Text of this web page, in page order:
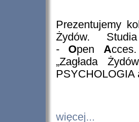
Prezentujemy
Żydów.
- Open A
„Zagłada
PSYCHOLOGIA
więcej...